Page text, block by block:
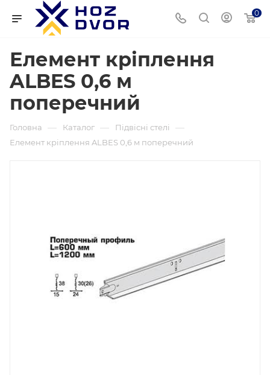
0
Елемент кріплення
ALBES 0,6 м
поперечний
Головна — Каталог — Підвісні стелі —
Елемент кріплення ALBES 0,6 м поперечний